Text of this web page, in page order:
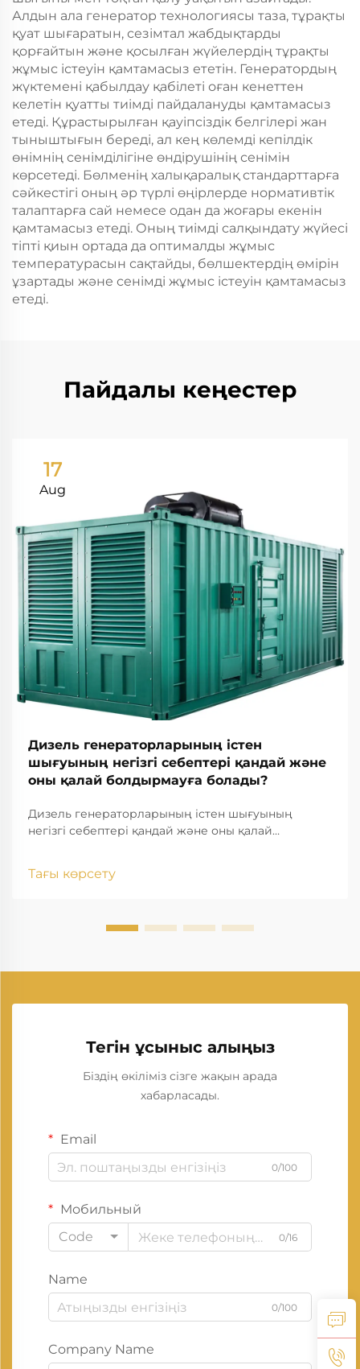
Алдын ала генератор технологиясы таза, тұрақты
қуат шығаратын, сезімтал жабдықтарды
қорғайтын және қосылған жүйелердің тұрақты
жұмыс істеуін қамтамасыз ететін. Генератордың
жүктемені қабылдау қабілеті оған кенеттен
келетін қуатты тиімді пайдалануды қамтамасыз
етеді. Құрастырылған қауіпсіздік белгілері жан
тыныштығын береді, ал кең көлемді кепілдік
өнімнің сенімділігіне өндірушінің сенімін
көрсетеді. Бөлменің халықаралық стандарттарға
сәйкестігі оның әр түрлі өңірлерде нормативтік
талаптарға сай немесе одан да жоғары екенін
қамтамасыз етеді. Оның тиімді салқындату жүйесі
тіпті қиын ортада да оптималды жұмыс
температурасын сақтайды, бөлшектердің өмірін
ұзартады және сенімді жұмыс істеуін қамтамасыз
етеді.
Пайдалы кеңестер
17
Aug
Дизель генераторларының істен
шығуының негізгі себептері қандай және
оны қалай болдырмауға болады?
Дизель генераторларының істен шығуының
негізгі себептері қандай және оны қалай
сақтау мекемелерінде, деректер орталықтарында,
сенімді көзі болып табылады...
Тағы көрсету
Тегін ұсыныс алыңыз
Біздің өкіліміз сізге жақын арада
хабарласады.
Email
0/100
Мобильный
Code
0/16
Name
0/100
Company Name